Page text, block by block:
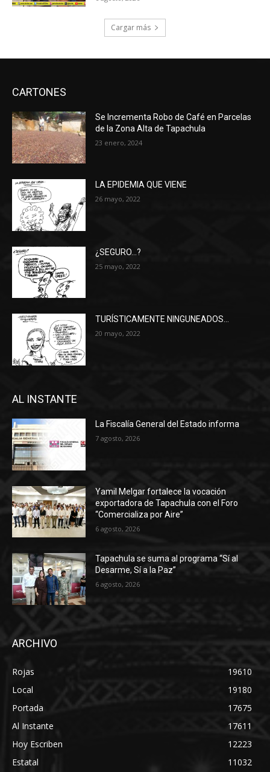
Cargar más
CARTONES
Se Incrementa Robo de Café en Parcelas
de la Zona Alta de Tapachula
23 enero, 2024
LA EPIDEMIA QUE VIENE
26 mayo, 2022
¿SEGURO…?
25 mayo, 2022
TURÍSTICAMENTE NINGUNEADOS…
20 mayo, 2022
AL INSTANTE
La Fiscalía General del Estado informa
7 agosto, 2026
Yamil Melgar fortalece la vocación
exportadora de Tapachula con el Foro
“Comercializa por Aire”
6 agosto, 2026
Tapachula se suma al programa “Sí al
Desarme, Sí a la Paz”
6 agosto, 2026
ARCHIVO
Rojas
19610
Local
19180
Portada
17675
Al Instante
17611
Hoy Escriben
12223
Estatal
11032